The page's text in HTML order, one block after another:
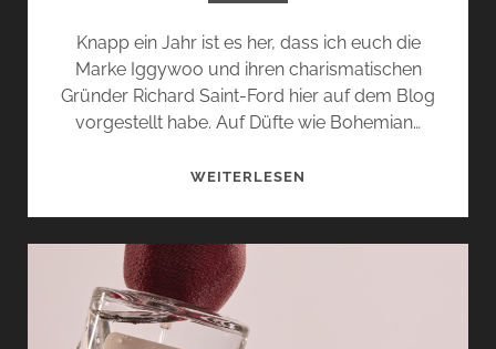
Knapp ein Jahr ist es her, dass ich euch die
Marke Iggywoo und ihren charismatischen
Gründer Richard Saint-Ford hier auf dem Blog
vorgestellt habe. Auf Düfte wie Bohemian…
WEITERLESEN